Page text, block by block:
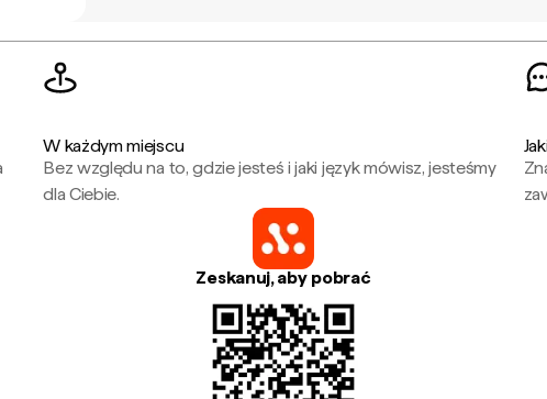
W każdym miejscu
Bez względu na to, gdzie jesteś i jaki język mówisz, jesteśmy
dla Ciebie.
Zeskanuj, aby pobrać